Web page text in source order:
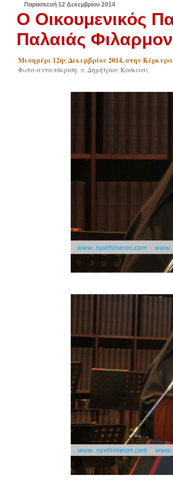
Παρασκευή 12 Δεκεμβρίου 2014
Ο Οικουμενικός
Παλαιάς
Μεσημέρι 12ης Δεκεμβρίου 2014, στην Κέρκυρα
Φωτο-ανταπόκριση: π. Δημήτριος Κοσκινάς